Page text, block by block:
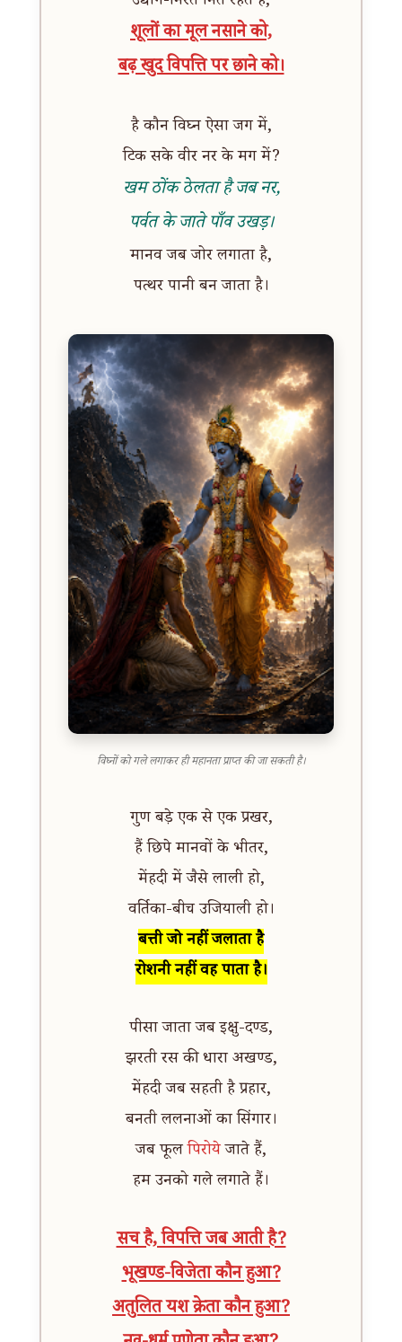
शूलों का मूल नसाने को,
बढ़ खुद विपत्ति पर छाने को।
है कौन विघ्न ऐसा जग में,
टिक सके वीर नर के मग में?
खम ठोंक ठेलता है जब नर,
पर्वत के जाते पाँव उखड़।
मानव जब जोर लगाता है,
पत्थर पानी बन जाता है।
विघ्नों को गले लगाकर ही महानता प्राप्त की जा सकती है।
गुण बड़े एक से एक प्रखर,
हैं छिपे मानवों के भीतर,
मेंहदी में जैसे लाली हो,
वर्तिका-बीच उजियाली हो।
बत्ती जो नहीं जलाता है
रोशनी नहीं वह पाता है।
पीसा जाता जब इक्षु-दण्ड,
झरती रस की धारा अखण्ड,
मेंहदी जब सहती है प्रहार,
बनती ललनाओं का सिंगार।
जब फूलपिरोयेजाते हैं,
हम उनको गले लगाते हैं।
सच है, विपत्ति जब आती है?
भूखण्ड-विजेता कौन हुआ?
अतुलित यश क्रेता कौन हुआ?